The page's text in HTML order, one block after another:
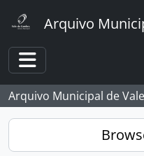
Arquivo
Toggle navigation
Arquivo Municipal de